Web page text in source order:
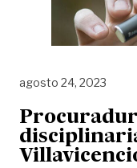
agosto 24, 2023